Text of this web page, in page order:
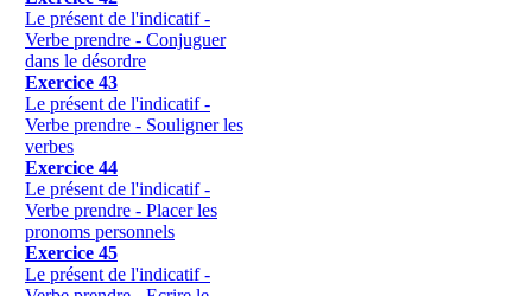
Le présent de l'indicatif -
Verbe prendre - Conjuguer
dans le désordre
Exercice 43
Le présent de l'indicatif -
Verbe prendre - Souligner les
verbes
Exercice 44
Le présent de l'indicatif -
Verbe prendre - Placer les
pronoms personnels
Exercice 45
Le présent de l'indicatif -